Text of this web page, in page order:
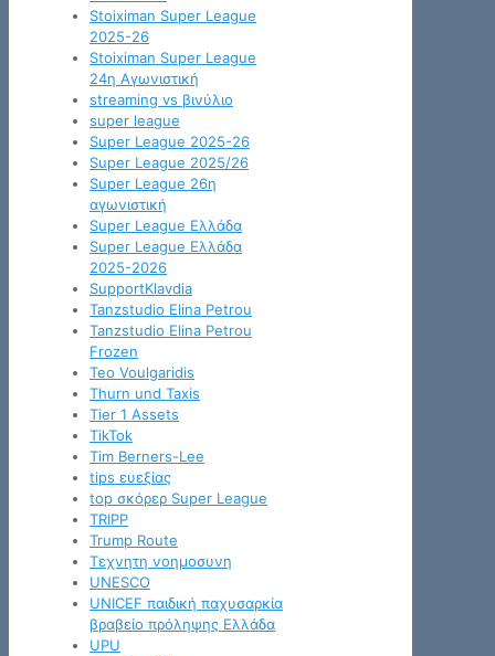
Stoiximan Super League
2025-26
Stoiximan Super League
24η Αγωνιστική
streaming vs βινύλιο
super league
Super League 2025-26
Super League 2025/26
Super League 26η
αγωνιστική
Super League Ελλάδα
Super League Ελλάδα
2025-2026
SupportKlavdia
Tanzstudio Elina Petrou
Tanzstudio Elina Petrou
Frozen
Teo Voulgaridis
Thurn und Taxis
Tier 1 Assets
TikTok
Tim Berners-Lee
tips ευεξίας
top σκόρερ Super League
TRIPP
Trump Route
Tεχνητη νοημοσυνη
UNESCO
UNICEF παιδική παχυσαρκία
βραβείο πρόληψης Ελλάδα
UPU